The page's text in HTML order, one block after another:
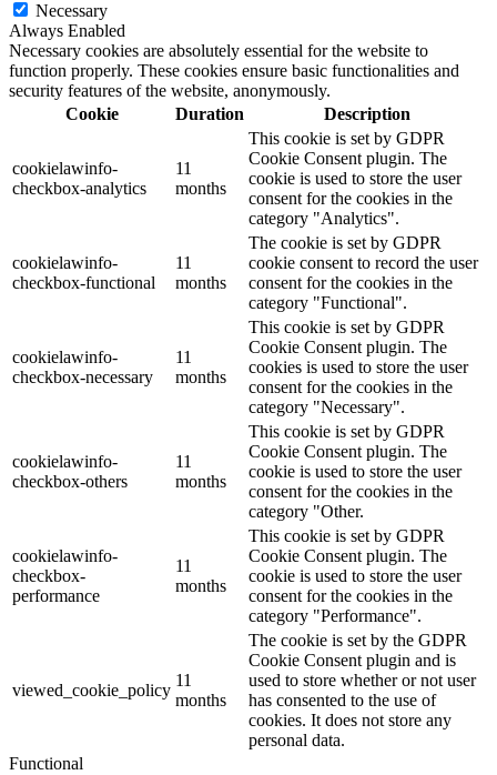
Necessary
Always Enabled
Necessary cookies are absolutely essential for the website to
function properly. These cookies ensure basic functionalities and
security features of the website, anonymously.
Cookie
Duration Description
cookielawinfo-
checkbox-analytics
11
months
This cookie is set by GDPR
Cookie Consent plugin. The
cookie is used to store the user
consent for the cookies in the
category "Analytics".
cookielawinfo-
checkbox-functional
11
months
The cookie is set by GDPR
cookie consent to record the user
consent for the cookies in the
category "Functional".
cookielawinfo-
checkbox-necessary
11
months
This cookie is set by GDPR
Cookie Consent plugin. The
cookies is used to store the user
consent for the cookies in the
category "Necessary".
cookielawinfo-
checkbox-others
11
months
This cookie is set by GDPR
Cookie Consent plugin. The
cookie is used to store the user
consent for the cookies in the
category "Other.
cookielawinfo-
checkbox-
performance
11
months
This cookie is set by GDPR
Cookie Consent plugin. The
cookie is used to store the user
consent for the cookies in the
category "Performance".
viewed_cookie_policy
11
months
The cookie is set by the GDPR
Cookie Consent plugin and is
used to store whether or not user
has consented to the use of
cookies. It does not store any
personal data.
Functional